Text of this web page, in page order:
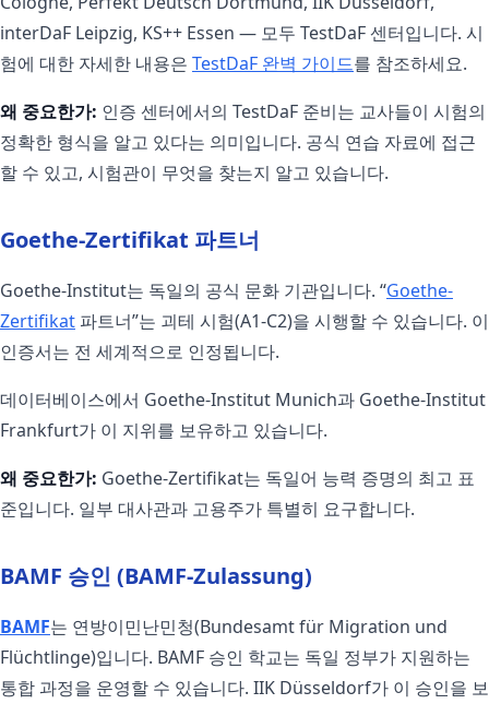
interDaF Leipzig, KS++ Essen — 모두 TestDaF 센터입니다. 시
험에 대한 자세한 내용은 TestDaF 완벽 가이드를 참조하세요.
왜 중요한가: 인증 센터에서의 TestDaF 준비는 교사들이 시험의
정확한 형식을 알고 있다는 의미입니다. 공식 연습 자료에 접근
할 수 있고, 시험관이 무엇을 찾는지 알고 있습니다.
Goethe-Zertifikat 파트너
Goethe-Institut는 독일의 공식 문화 기관입니다. “Goethe-
Zertifikat 파트너”는 괴테 시험(A1-C2)을 시행할 수 있습니다. 이
인증서는 전 세계적으로 인정됩니다.
데이터베이스에서 Goethe-Institut Munich과 Goethe-Institut
Frankfurt가 이 지위를 보유하고 있습니다.
왜 중요한가: Goethe-Zertifikat는 독일어 능력 증명의 최고 표
준입니다. 일부 대사관과 고용주가 특별히 요구합니다.
BAMF 승인 (BAMF-Zulassung)
BAMF는 연방이민난민청(Bundesamt für Migration und
Flüchtlinge)입니다. BAMF 승인 학교는 독일 정부가 지원하는
통합 과정을 운영할 수 있습니다. IIK Düsseldorf가 이 승인을 보